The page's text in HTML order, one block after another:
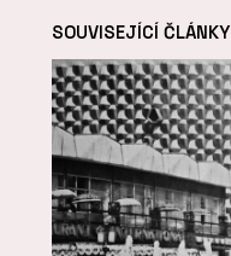
SOUVISEJÍCÍ ČLÁNKY